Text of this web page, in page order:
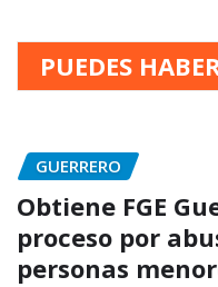
PUEDES
GUERRERO
Obtiene FGE
proceso por
personas